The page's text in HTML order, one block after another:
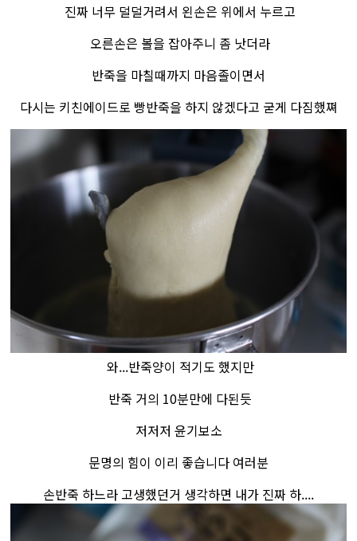
진짜 너무 덜덜거려서 왼손은 위에서 누르고
오른손은 볼을 잡아주니 좀 낫더라
반죽을 마칠때까지 마음졸이면서
다시는 키친에이드로 빵반죽을 하지 않겠다고 굳게 다짐했쪄
와...반죽양이 적기도 했지만
반죽 거의 10분만에 다된듯
저저저 윤기보소
문명의 힘이 이리 좋습니다 여러분
손반죽 하느라 고생했던거 생각하면 내가 진짜 하....